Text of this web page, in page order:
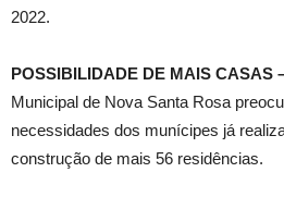
2022.
POSSIBILIDADE DE MAIS CASAS
Municipal de Nova Santa Rosa
necessidades dos munícipes já
construção de mais 56 residências.